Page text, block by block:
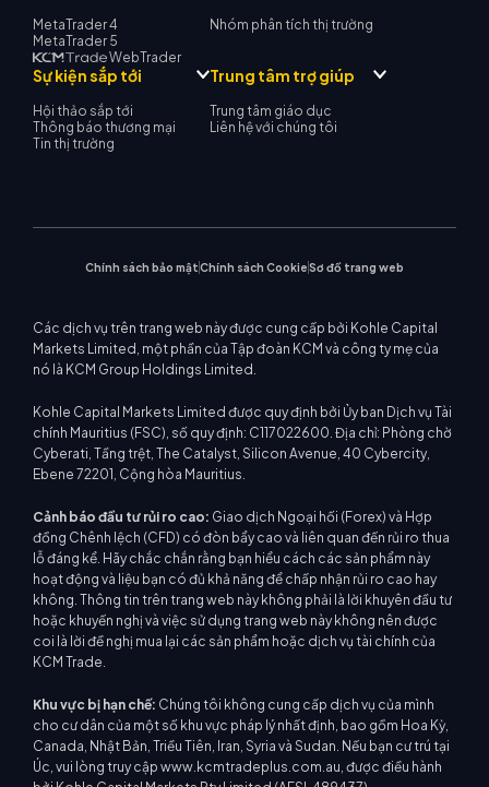
MetaTrader 4
MetaTrader 5
WebTrader
Nhóm phân tích thị trường
Sự kiện sắp tới
Hội thảo sắp tới
Thông báo thương mại
Tin thị trường
Trung tâm trợ giúp
Trung tâm giáo dục
Liên hệ với chúng tôi
Chính sách bảo mậtChính sách CookieSơ đồ trang web
Các dịch vụ trên trang web này được cung cấp bởi Kohle Capital
Markets Limited, một phần của Tập đoàn KCM và công ty mẹ của
nó là KCM Group Holdings Limited.
Kohle Capital Markets Limited được quy định bởi Ủy ban Dịch vụ Tài
chính Mauritius (FSC), số quy định: C117022600. Địa chỉ: Phòng chờ
Cyberati, Tầng trệt, The Catalyst, Silicon Avenue, 40 Cybercity,
Ebene 72201, Cộng hòa Mauritius.
Cảnh báo đầu tư rủi ro cao: Giao dịch Ngoại hối (Forex) và Hợp
đồng Chênh lệch (CFD) có đòn bẩy cao và liên quan đến rủi ro thua
lỗ đáng kể. Hãy chắc chắn rằng bạn hiểu cách các sản phẩm này
hoạt động và liệu bạn có đủ khả năng để chấp nhận rủi ro cao hay
không. Thông tin trên trang web này không phải là lời khuyên đầu tư
hoặc khuyến nghị và việc sử dụng trang web này không nên được
coi là lời đề nghị mua lại các sản phẩm hoặc dịch vụ tài chính của
KCM Trade.
Khu vực bị hạn chế: Chúng tôi không cung cấp dịch vụ của mình
cho cư dân của một số khu vực pháp lý nhất định, bao gồm Hoa Kỳ,
Canada, Nhật Bản, Triều Tiên, Iran, Syria và Sudan. Nếu bạn cư trú tại
Úc, vui lòng truy cập www.kcmtradeplus.com.au, được điều hành